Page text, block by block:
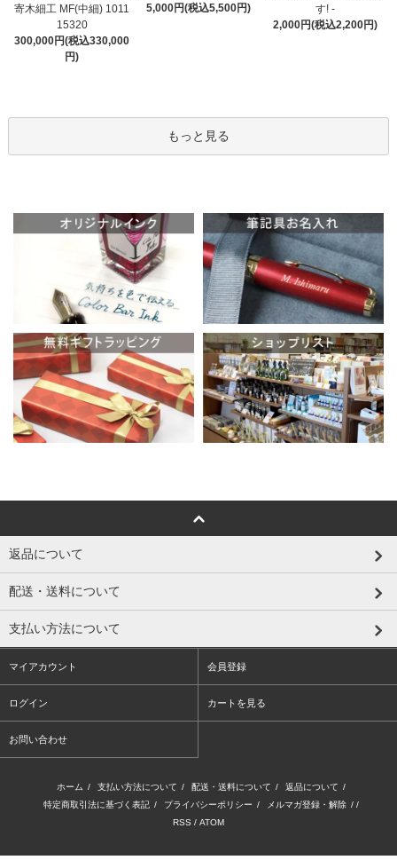
寄木細工 MF(中細) 1011
15320
300,000円(税込330,000
円)
5,000円(税込5,500円)
す! -
2,000円(税込2,200円)
もっと見る
返品について
配送・送料について
支払い方法について
マイアカウント 会員登録
ログイン カートを見る
お問い合わせ
ホーム / 支払い方法について / 配送・送料について / 返品について /
特定商取引法に基づく表記 / プライバシーポリシー / メルマガ登録・解除 / /
RSS / ATOM